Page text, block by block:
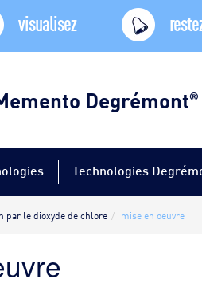
visualisez
Degrémont®
Technologies
par le dioxyde de chlore mise en oeuvre